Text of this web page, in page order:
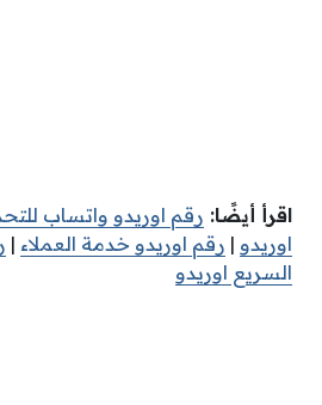
اقرأ أيضًا: ر قم اوريدو واتساب
اوريدو | رقم اوريدو خدمة العملاء |
السريع اوريدو